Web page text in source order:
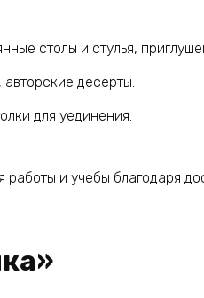
столы и стулья,
десерты.
для уединения.
и учебы благодаря